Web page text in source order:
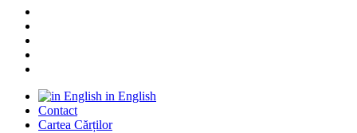
in English
Contact
Cartea Cărților